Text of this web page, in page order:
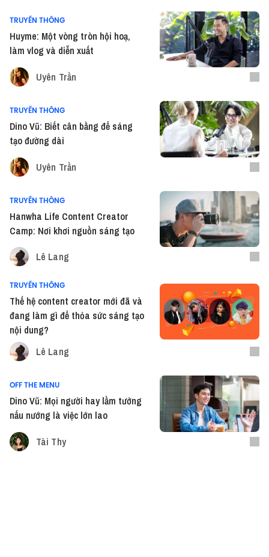
TRUYỀN THÔNG
Huyme: Một vòng tròn hội hoạ,
làm vlog và diễn xuất
Uyên Trần
TRUYỀN THÔNG
Dino Vũ: Biết cân bằng để sáng
tạo đường dài
Uyên Trần
TRUYỀN THÔNG
Hanwha Life Content Creator
Camp: Nơi khơi nguồn sáng tạo
Lê Lang
TRUYỀN THÔNG
Thế hệ content creator mới đã và
đang làm gì để thỏa sức sáng tạo
nội dung?
Lê Lang
OFF THE MENU
Dino Vũ: Mọi người hay lầm tưởng
nấu nướng là việc lớn lao
Tài Thy